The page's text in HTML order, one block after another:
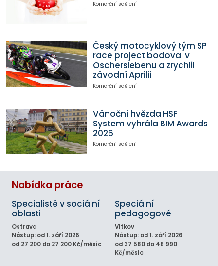
Komerční sdělení
Český motocyklový tým SP
race project bodoval v
Oscherslebenu a zrychlil
závodní Aprilii
Komerční sdělení
Vánoční hvězda HSF
System vyhrála BIM Awards
2026
Komerční sdělení
Nabídka práce
Specialisté v sociální
oblasti
Ostrava
Nástup: od 1. září 2026
od 27 200 do 27 200 Kč/měsíc
Speciální
pedagogové
Vítkov
Nástup: od 1. září 2026
od 37 580 do 48 990
Kč/měsíc